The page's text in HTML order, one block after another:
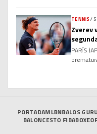
su
[…]
TENNIS/
Zverev
PARÍS
de
trofeo
PORTADAMLBNBALOS
BALONCESTO FIBABOXEO